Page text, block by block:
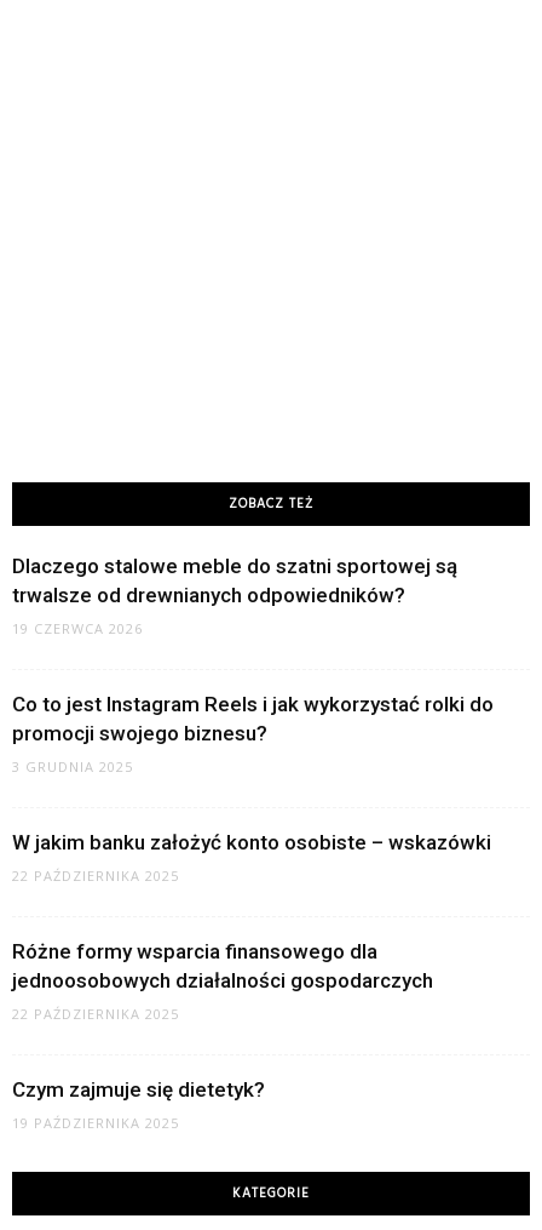
ZOBACZ TEŻ
Dlaczego stalowe meble do szatni sportowej są
trwalsze od drewnianych odpowiedników?
19 CZERWCA 2026
Co to jest Instagram Reels i jak wykorzystać rolki do
promocji swojego biznesu?
3 GRUDNIA 2025
W jakim banku założyć konto osobiste – wskazówki
22 PAŹDZIERNIKA 2025
Różne formy wsparcia finansowego dla
jednoosobowych działalności gospodarczych
22 PAŹDZIERNIKA 2025
Czym zajmuje się dietetyk?
19 PAŹDZIERNIKA 2025
KATEGORIE